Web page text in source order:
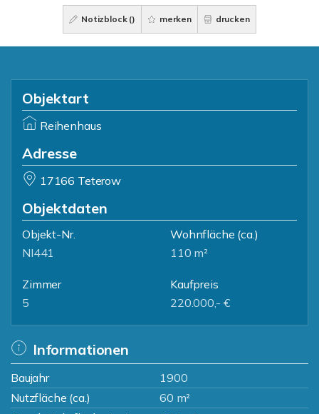
Notizblock () merken drucken
Objektart
Reihenhaus
Adresse
17166 Teterow
Objektdaten
Objekt-Nr.
NI441
Wohnfläche (ca.)
110 m²
Zimmer
5
Kaufpreis
220.000,- €
Informationen
Baujahr
1900
Nutzfläche (ca.)
60 m²